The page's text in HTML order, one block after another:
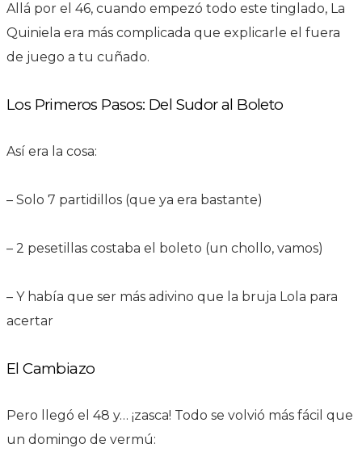
Allá por el 46, cuando empezó todo este tinglado, La
Quiniela era más complicada que explicarle el fuera
de juego a tu cuñado.
Los Primeros Pasos: Del Sudor al Boleto
Así era la cosa:
– Solo 7 partidillos (que ya era bastante)
– 2 pesetillas costaba el boleto (un chollo, vamos)
– Y había que ser más adivino que la bruja Lola para
acertar
El Cambiazo
Pero llegó el 48 y… ¡zasca! Todo se volvió más fácil que
un domingo de vermú: